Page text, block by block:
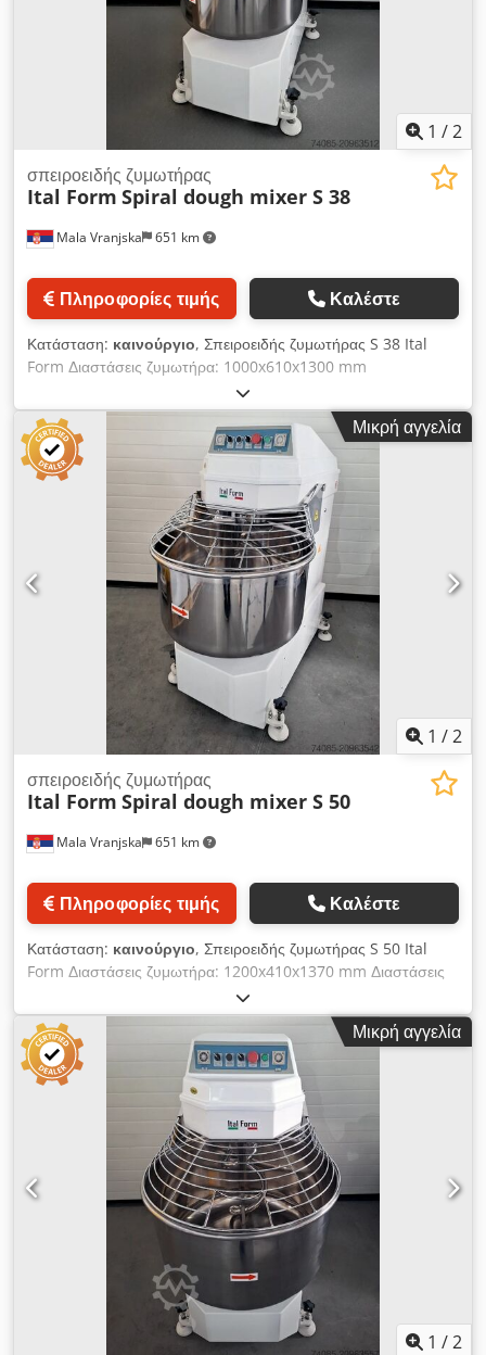
1 /2
Mala Vranjska 651 km
σπειροειδής ζυμωτήρας
Ital Form Spiral dough mixer S 38
Πληροφορίες τιμής Καλέστε
Κατάσταση: καινούργιο, Σπειροειδής ζυμωτήρας S 38 Ital
Form Διαστάσεις ζυμωτήρα: 1000x610x1300 mm
Χωρητικότητα ζύμης: 60 kg Χωρητικότητα αλευριού: 38 kg
Ισχύς ζυμωτήρα: 3,75 kW Ισχύς κάδου: 0,4 kW Τάση: 200 /
440 V / 50 Hz / 3N/PE Καθαρό βάρος: 295 kg Dsdpfx Aqsx U
Eg Esijck
Μικρή αγγελία
1 /2
Mala Vranjska 651 km
σπειροειδής ζυμωτήρας
Ital Form Spiral dough mixer S 50
Πληροφορίες τιμής Καλέστε
Κατάσταση: καινούργιο, Σπειροειδής ζυμωτήρας S 50 Ital
Form Διαστάσεις ζυμωτήρα: 1200x410x1370 mm Διαστάσεις
κάδου: 670x400 mm Χωρητικότητα ζύμης: 80 kg
Χωρητικότητα αλεύρου: 50 kg Ισχύς ζυμωτήρα: 7,5 kW Ισχύς
κάδου: 1,0 kW Τάση: 380V / 50Hz Ταχύτητα ζυμωτήρα: 123-
245 στροφές/λεπτό Dcjdpfex U Eh Aex Aqijk Ταχύτητα κάδου:
20 στροφές/λεπτό Καθαρό βάρος: 376 kg
Μικρή αγγελία
1 /2